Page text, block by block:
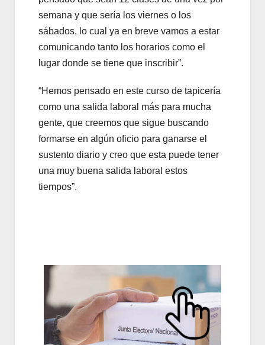
semana y que sería los viernes o los
sábados, lo cual ya en breve vamos a estar
comunicando tanto los horarios como el
lugar donde se tiene que inscribir”.
“Hemos pensado en este curso de tapicería
como una salida laboral más para mucha
gente, que creemos que sigue buscando
formarse en algún oficio para ganarse el
sustento diario y creo que esta puede tener
una muy buena salida laboral estos
tiempos”.